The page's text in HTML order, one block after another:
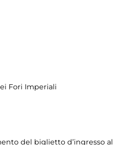
Fori Imperiali
del biglietto d’ingresso al